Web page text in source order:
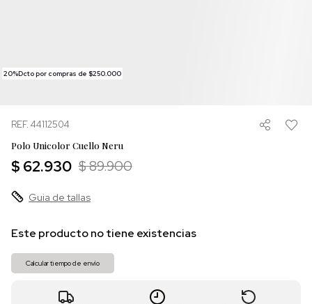
20%Dcto por compras de $250.000
REF. 44112504
Polo Unicolor Cuello Neru
$ 62.930 $ 89.900
Guia de tallas
Este producto no tiene existencias
Calcular tiempo de envío